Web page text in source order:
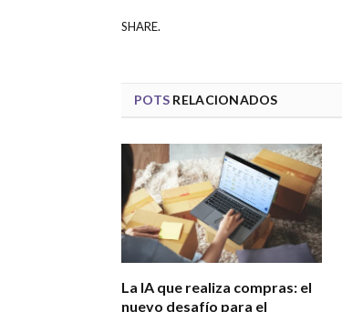
SHARE.
POTS RELACIONADOS
La IA que realiza compras: el
nuevo desafío para el